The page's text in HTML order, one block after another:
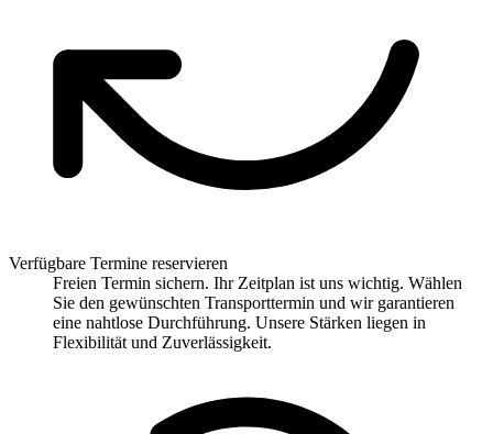
Verfügbare Termine reservieren
Freien Termin sichern. Ihr Zeitplan ist uns wichtig. Wählen
Sie den gewünschten Transporttermin und wir garantieren
eine nahtlose Durchführung. Unsere Stärken liegen in
Flexibilität und Zuverlässigkeit.